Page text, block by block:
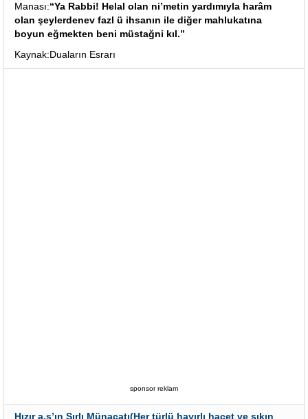
Manası:“Ya Rabbi! Helal olan ni’metin yardımıyla harâm
olan şeylerdenev fazl ü ihsanın ile diğer mahlukatına
boyun eğmekten beni müstağni kıl.”
Kaynak:Duaların Esrarı
sponsor reklam